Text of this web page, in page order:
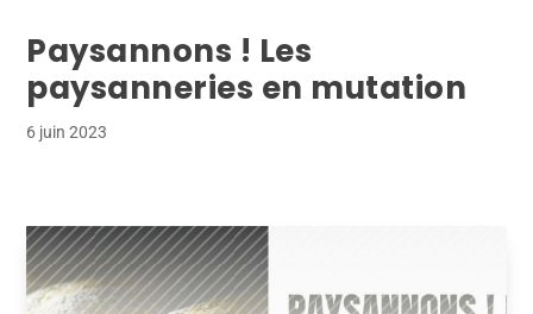
Paysannons ! Les
paysanneries en mutation
6 juin 2023